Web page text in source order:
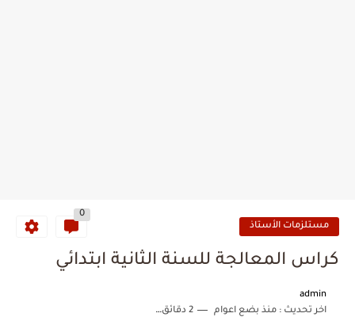
مستلزمات الأستاذ
0
كراس المعالجة للسنة الثانية ابتدائي
admin
اخر تحديث :منذ بضع اعوام 2 دقائق للقراءة